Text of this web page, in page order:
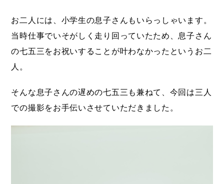
お二人には、小学生の息子さんもいらっしゃいます。
当時仕事でいそがしく走り回っていたため、息子さん
の七五三をお祝いすることが叶わなかったというお二
人。
そんな息子さんの遅めの七五三も兼ねて、今回は三人
での撮影をお手伝いさせていただきました。